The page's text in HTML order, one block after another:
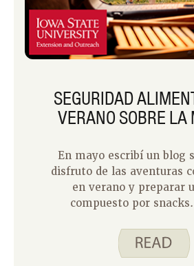
SEGURIDAD
VERANO SOBRE LA
En mayo escribí un blog
disfruto de las aventuras
en verano y preparar
compuesto por
sobre cómo mantener
seguros para